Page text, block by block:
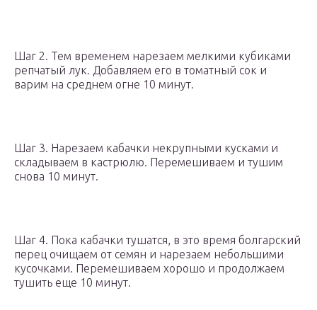
Шаг 2. Тем временем нарезаем мелкими кубиками
репчатый лук. Добавляем его в томатный сок и
варим на среднем огне 10 минут.
Шаг 3. Нарезаем кабачки некрупными кусками и
складываем в кастрюлю. Перемешиваем и тушим
снова 10 минут.
Шаг 4. Пока кабачки тушатся, в это время болгарский
перец очищаем от семян и нарезаем небольшими
кусочками. Перемешиваем хорошо и продолжаем
тушить еще 10 минут.